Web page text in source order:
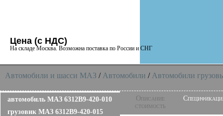
Цена (с НДС)
На складе Москва. Возможна поставка по России и СНГ
Автомобили и шасси MAЗ / Автомобили / Автомобили
автомобиль МАЗ 6312B9-420-010
грузовик МАЗ 6312B9-420-015
Описание
стоимость